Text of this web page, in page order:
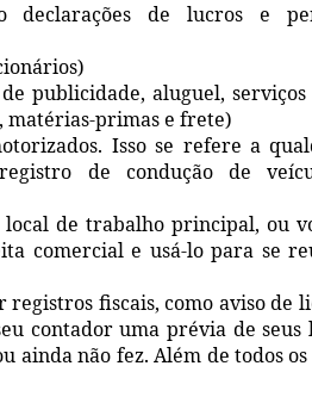
declarações de lucros e
publicidade, aluguel,
matérias-primas e frete)
Isso se refere a
de condução de
local de trabalho principal, ou
comercial e usá-lo para se
fiscais, como aviso de
contador uma prévia de seus
ainda não fez. Além de todos